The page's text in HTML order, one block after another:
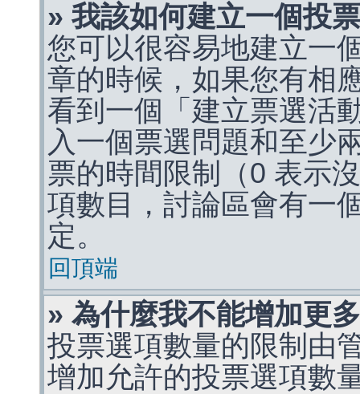
» 我該如何建立一個投
您可以很容易地建立一
章的時候，如果您有相
看到一個「建立票選活
入一個票選問題和至少
票的時間限制（0 表示
項數目，討論區會有一
定。
回頂端
» 為什麼我不能增加更
投票選項數量的限制由
增加允許的投票選項數